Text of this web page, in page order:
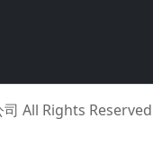
All Rights Reserved